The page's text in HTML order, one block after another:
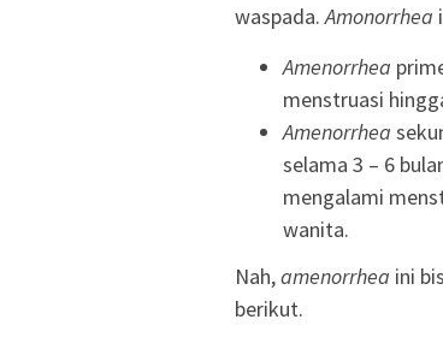
waspada.Amonorrhea
Amenorrhea
menstruasi
Amenorrhea
selama 3 – 6
mengalami
wanita.
Nah,amenorrhea ini
berikut.